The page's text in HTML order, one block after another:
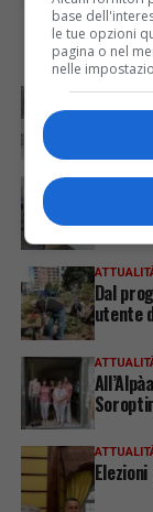
Dalla
Dal
utente
base
le tue opzioni
pagina o nel
nelle